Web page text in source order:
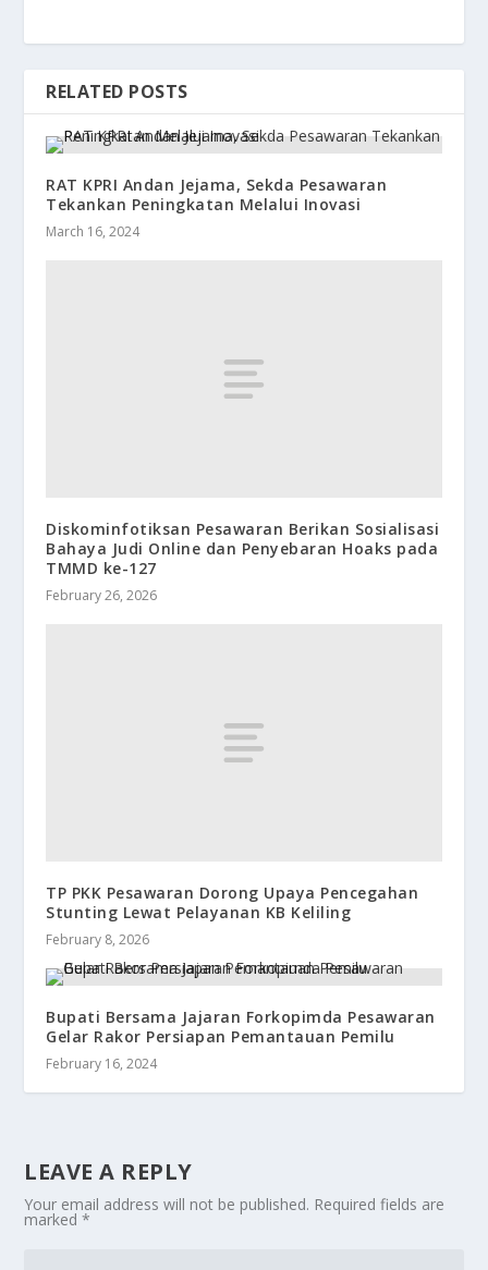
RELATED POSTS
RAT KPRI Andan Jejama, Sekda Pesawaran
Tekankan Peningkatan Melalui Inovasi
March 16, 2024
Diskominfotiksan Pesawaran Berikan Sosialisasi
Bahaya Judi Online dan Penyebaran Hoaks pada
TMMD ke-127
February 26, 2026
TP PKK Pesawaran Dorong Upaya Pencegahan
Stunting Lewat Pelayanan KB Keliling
February 8, 2026
Bupati Bersama Jajaran Forkopimda Pesawaran
Gelar Rakor Persiapan Pemantauan Pemilu
February 16, 2024
LEAVE A REPLY
Your email address will not be published. Required fields are
marked*